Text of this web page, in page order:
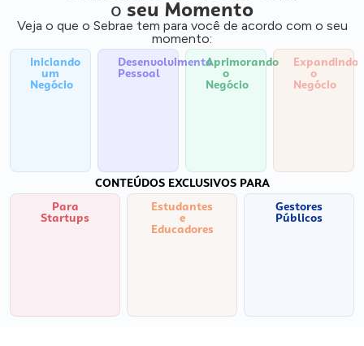
o seu Momento
Veja o que o Sebrae tem para você de acordo com o seu
momento:
Iniciando
um
Negócio
Desenvolvimento
Pessoal
Aprimorando
o
Negócio
Expandindo
o
Negócio
CONTEÚDOS EXCLUSIVOS PARA
Para
Startups
Estudantes
e
Educadores
Gestores
Públicos